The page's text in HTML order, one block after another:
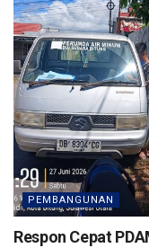
PEMBANGUNAN
Respon Cepat